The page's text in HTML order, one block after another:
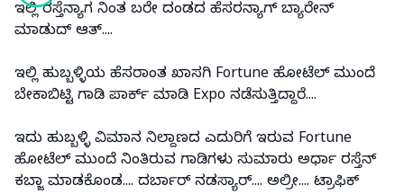
ಇಲ್ಲಿ ರಸ್ತೆನ್ಯಾಗ ನಿಂತ ಬರೇ ದಂಡದ ಹೆಸರನ್ಯಾಗ್ ಬ್ಯಾರೇನ್
ಮಾಡುದ್ ಆತ್....
ಇಲ್ಲಿ ಹುಬ್ಬಳ್ಳಿಯ ಹೆಸರಾಂತ ಖಾಸಗಿ Fortune ಹೋಟೆಲ್ ಮುಂದೆ
ಬೇಕಾಬಿಟ್ಟಿ ಗಾಡಿ ಪಾರ್ಕ್ ಮಾಡಿ Expo ನಡೆಸುತ್ತಿದ್ದಾರೆ....
ಇದು ಹುಬ್ಬಳ್ಳಿ ವಿಮಾನ ನಿಲ್ದಾಣದ ಎದುರಿಗೆ ಇರುವ Fortune
ಹೋಟೆಲ್ ಮುಂದೆ ನಿಂತಿರುವ ಗಾಡಿಗಳು ಸುಮಾರು ಅರ್ಧಾ ರಸ್ತೆನ್
ಕಬ್ಜಾ ಮಾಡಕೊಂಡ.... ದರ್ಬಾರ್ ನಡಸ್ಯಾರ್.... ಅಲ್ರೀ.... ಟ್ರಾಫಿಕ್